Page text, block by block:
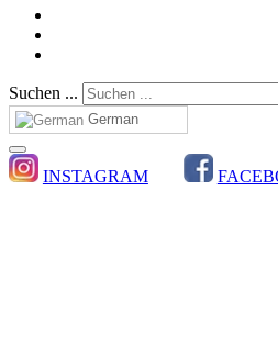
Suchen ...
German
INSTAGRAM